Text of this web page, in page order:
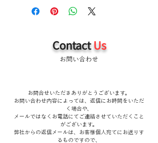
確にすることで顧客からの信頼を獲得
ど、商品の配送に関する情報を入力し
てください。配送情報を明確にするこ
ContactUs
お問い合わせ
お問合せいただきありがとうございます。
お問い合わせ内容によっては、返信にお時間をいただ
く場合や、
メールではなくお電話にてご連絡させていただくこと
がございます。
弊社からの返信メールは、お客様個人宛てにお送りす
るものですので、